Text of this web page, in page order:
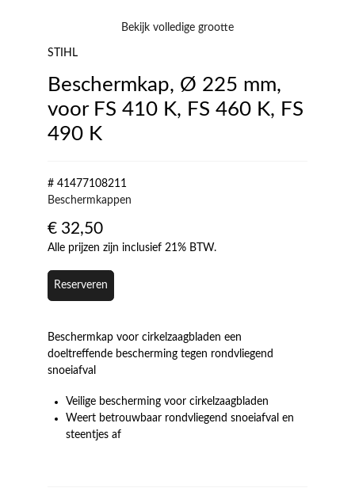
Bekijk volledige grootte
STIHL
Beschermkap, Ø 225 mm,
voor FS 410 K, FS 460 K, FS
490 K
# 41477108211
Beschermkappen
€ 32,50
Alle prijzen zijn inclusief 21% BTW.
Reserveren
Beschermkap voor cirkelzaagbladen een
doeltreffende bescherming tegen rondvliegend
snoeiafval
Veilige bescherming voor cirkelzaagbladen
Weert betrouwbaar rondvliegend snoeiafval en
steentjes af